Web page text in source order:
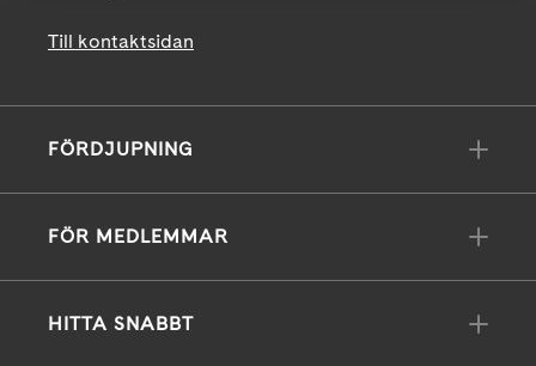
Till kontaktsidan
FÖRDJUPNING
FÖR MEDLEMMAR
HITTA SNABBT